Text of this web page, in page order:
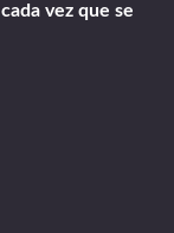
vez que se